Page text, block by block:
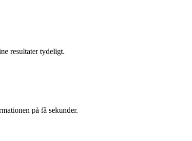
resultater tydeligt.
på få sekunder.